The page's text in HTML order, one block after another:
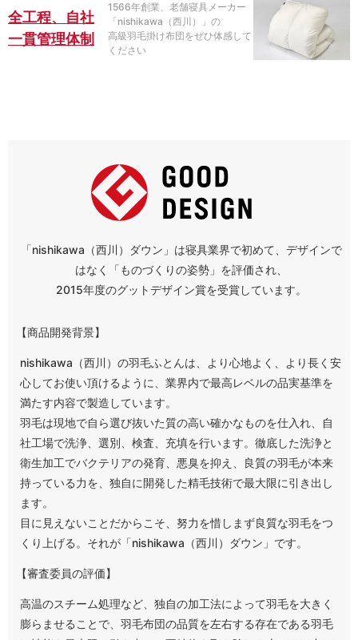
全工程、自社
一貫管理体制
1566年創業、老舗寝具メーカー
「nishikawa（西川）」の
高級羽毛掛け布団をぜひ体感して
ください
「nishikawa（西川）ダウン」は寝具業界で初めて、デザインで
はなく「ものづくりの姿勢」を評価され、
2015年度のグットデザイン賞を受賞しています。
【商品開発背景】
nishikawa（西川）の羽毛ふとんは、より心地よく、より長く安
心してお使い頂けるように、業界内で最高レベルの品実基準を
満たす内容で製造しています。
羽毛は現地で自ら選び抜いた質の高い確かなものを仕入れ、自
社工場で洗浄、選別、検査、充填を行います。徹底した洗浄と
衛生加工でバクテリアの発育、悪臭を抑え、良質の羽毛が本来
持っている力を、独自に開発した精毛技術で最大限に引き出し
ます。
目に見えないことだからこそ、努力を惜しまず良質な羽毛をつ
くり上げる。それが「nishikawa（西川）ダウン」です。
【審査委員の評価】
高温のスチーム処理など、独自の加工法によって羽毛を大きく
膨らませることで、羽毛布団の品質を左右する存在である羽毛